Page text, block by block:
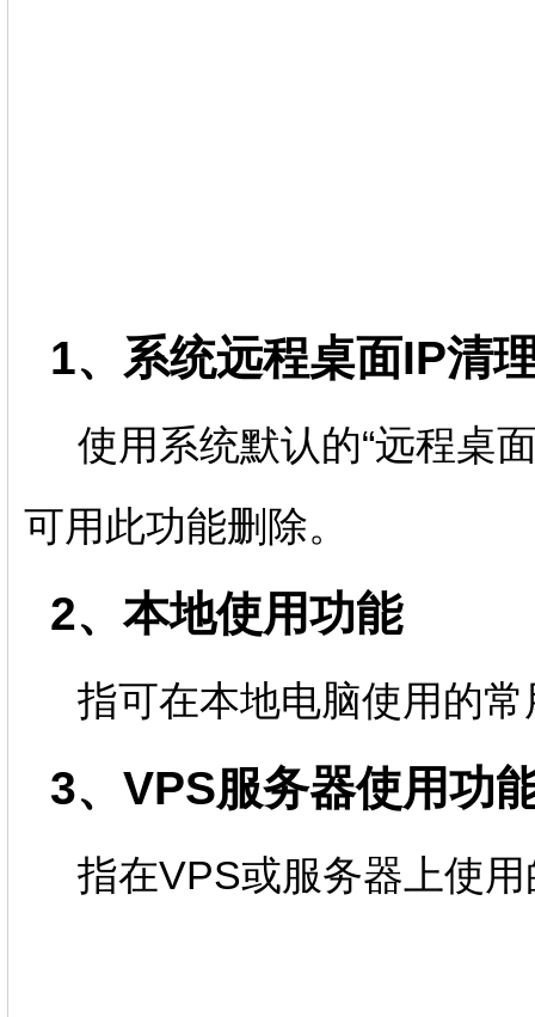
1、系统远程桌面IP清
使用系统默认的“远程桌
可用此功能删除。
2、本地使用功能
指可在本地电脑使用的常
3、VPS服务器使用功
指在VPS或服务器上使用